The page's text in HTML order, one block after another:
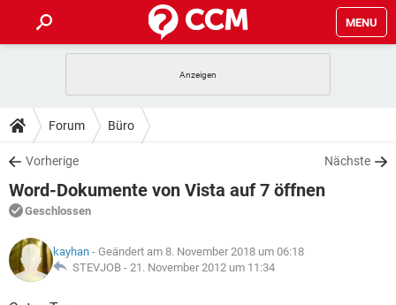
MENU
ANDROID
WINDOWS 10
WHATSAPP TIKTOK
FACEBOOK
TIPPS & TRICKS
SPIELE
WINDOWS 10
WHATSAPP
FACEBOOK HARDWARE
DOWNLOADS
SPIELE STREAMING
ANDROID
WINDOWS 10 INSTAGRAM
WHATSAPP
FORUM
SPIELE
ANDROID IOS
LEXIKON
SPIELE
Forum Büro
Vorherige Nächste
Word-Dokumente von Vista auf 7 öffnen
Geschlossen
kayhan - Geändert am 8. November 2018 um 06:18
STEVJOB - 21. November 2012 um 11:34